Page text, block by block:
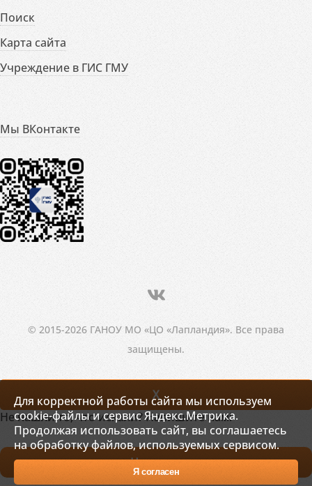
Поиск
Карта сайта
Учреждение в ГИС ГМУ
Мы ВКонтакте
© 2015-2026 ГАНОУ МО «ЦО «Лапландия». Все права
защищены.
Для корректной работы сайта мы используем
cookie-файлы и сервис Яндекс.Метрика.
Продолжая использовать сайт, вы соглашаетесь
на обработку файлов, используемых сервисом.
Я согласен
X
Не нашли то, что искали? Напишите нам!
Написать